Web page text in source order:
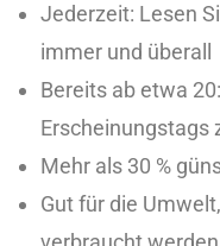
Jederzeit: Lesen
immer und überall
Bereits ab etwa
Erscheinungstags
Mehr als 30 %
Gut für die